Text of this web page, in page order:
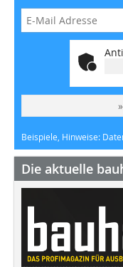
Beispiele, Hinweise:
Die aktuelle